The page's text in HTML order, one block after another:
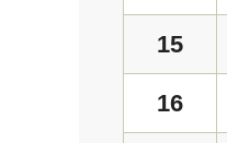
15
16